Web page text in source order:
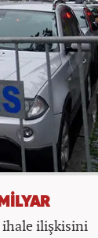
ihale ilişkisini